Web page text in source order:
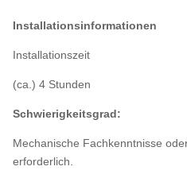
Installationsinformationen
Installationszeit
(ca.) 4 Stunden
Schwierigkeitsgrad:
Mechanische Fachkenntnisse
erforderlich.